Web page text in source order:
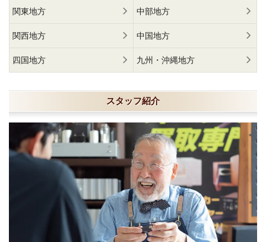
関東地方 中部地方
関西地方 中国地方
四国地方 九州・沖縄地方
スタッフ紹介